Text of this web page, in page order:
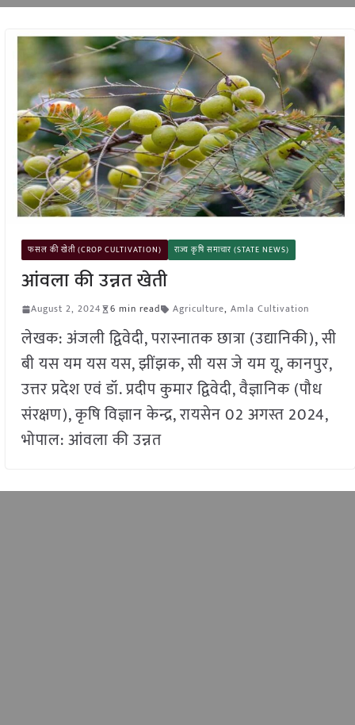
फसल की खेती (CROP CULTIVATION) राज्य कृषि समाचार (STATE NEWS)
आंवला की उन्नत खेती
August 2, 2024 6 min read Agriculture, Amla Cultivation
लेखक: अंजली द्विवेदी, परास्नातक छात्रा (उद्यानिकी), सी
बी यस यम यस यस, झींझक, सी यस जे यम यू, कानपुर,
उत्तर प्रदेश एवं डॉ. प्रदीप कुमार द्विवेदी, वैज्ञानिक (पौध
संरक्षण), कृषि विज्ञान केन्द्र, रायसेन 02 अगस्त 2024,
भोपाल: आंवला की उन्नत